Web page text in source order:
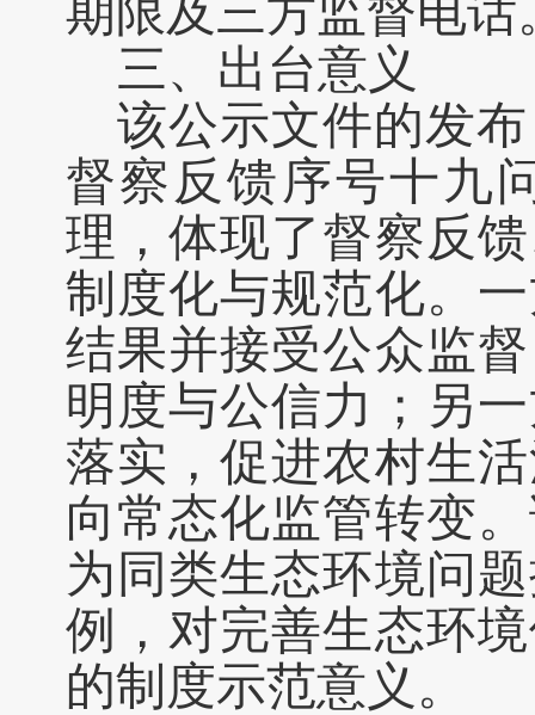
期限及三方监督电话
三、出台意义
该公示文件的发
督察反馈序号十九
理，体现了督察反
制度化与规范化。
结果并接受公众监
明度与公信力；另
落实，促进农村生
向常态化监管转变
为同类生态环境问
例，对完善生态环
的制度示范意义。